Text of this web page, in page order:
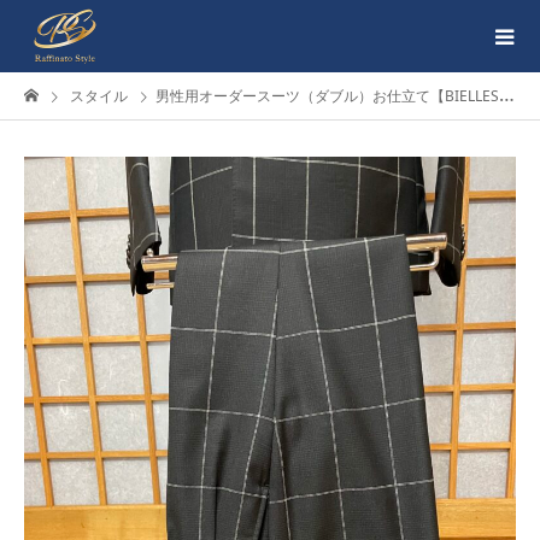
スタイル 男性用オーダースーツ（ダブル）お仕立て【BIELLESI(ビエレッシ)】